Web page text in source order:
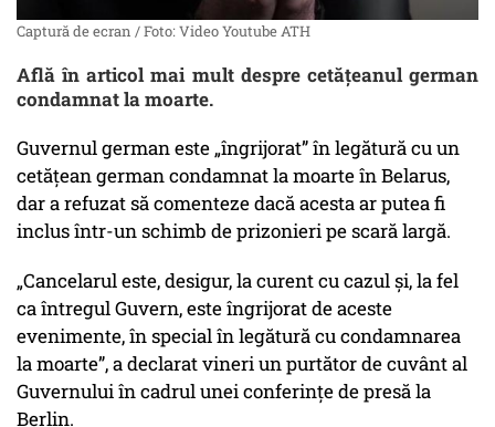
Captură de ecran / Foto: Video Youtube ATH
Află în articol mai mult despre cetățeanul german
condamnat la moarte.
Guvernul german este „îngrijorat” în legătură cu un
cetățean german condamnat la moarte în Belarus,
dar a refuzat să comenteze dacă acesta ar putea fi
inclus într-un schimb de prizonieri pe scară largă.
„Cancelarul este, desigur, la curent cu cazul și, la fel
ca întregul Guvern, este îngrijorat de aceste
evenimente, în special în legătură cu condamnarea
la moarte”, a declarat vineri un purtător de cuvânt al
Guvernului în cadrul unei conferințe de presă la
Berlin.